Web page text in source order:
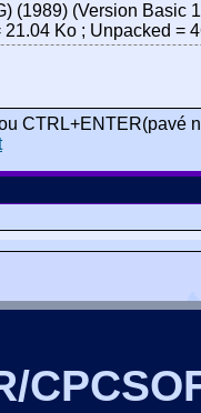
(1989) (Version Basic
Ko ; Unpacked =
CTRL+ENTER(pavé